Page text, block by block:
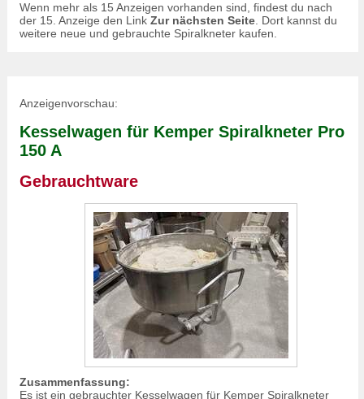
Wenn mehr als 15 Anzeigen vorhanden sind, findest du nach
der 15. Anzeige den Link Zur nächsten Seite . Dort kannst du
weitere neue und gebrauchte Spiralkneter kaufen.
Anzeigenvorschau:
Kesselwagen für Kemper Spiralkneter Pro
150 A
Gebrauchtware
Zusammenfassung:
Es ist ein gebrauchter Kesselwagen für Kemper Spiralkneter